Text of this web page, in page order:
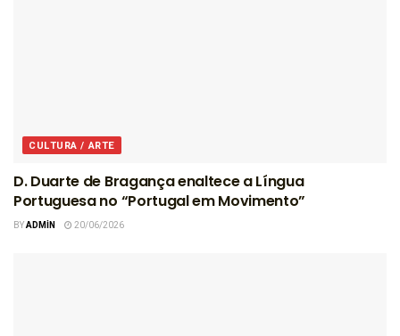
CULTURA / ARTE
D. Duarte de Bragança enaltece a Língua
Portuguesa no “Portugal em Movimento”
BYADMIN 20/06/2026